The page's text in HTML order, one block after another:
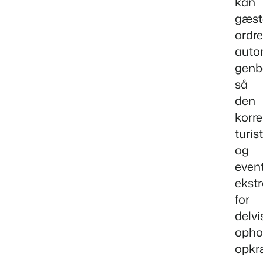
ordre
så
den
og
for